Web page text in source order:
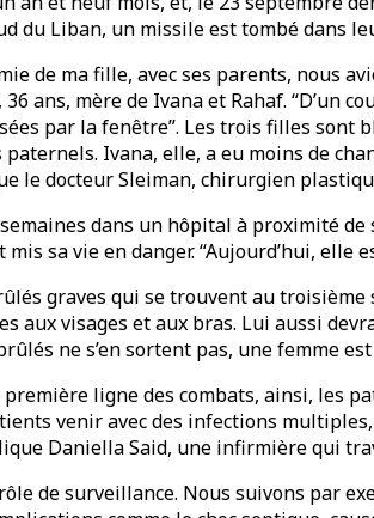
du Liban, un missile est tombé dans
de ma fille, avec ses parents,
ans, mère de Ivana et Rahaf. “D’un
par la fenêtre”. Les trois filles
Ivana, elle, a eu moins de
le docteur Sleiman, chirurgien
dans un hôpital à proximité
sa vie en danger. “Aujourd’hui,
graves qui se trouvent au
aux visages et aux bras. Lui aussi
ne s’en sortent pas, une femme
première ligne des combats, ainsi, les
venir avec des infections
Daniella Said, une infirmière qui
de surveillance. Nous suivons par